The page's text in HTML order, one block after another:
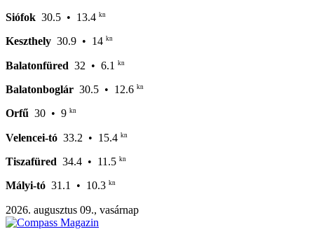
Siófok 30.5 • 13.4 kn
Keszthely 30.9 • 14 kn
Balatonfüred 32 • 6.1 kn
Balatonboglár 30.5 • 12.6 kn
Orfű 30 • 9 kn
Velencei-tó 33.2 • 15.4 kn
Tiszafüred 34.4 • 11.5 kn
Mályi-tó 31.1 • 10.3 kn
2026. augusztus 09., vasárnap